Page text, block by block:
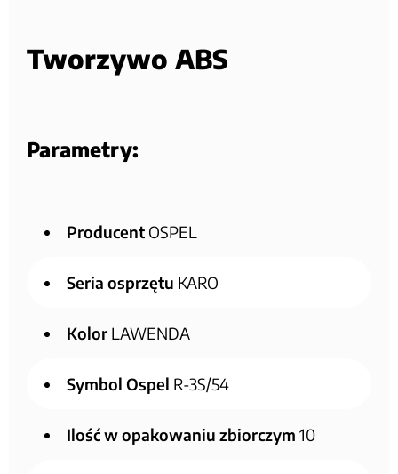
Tworzywo ABS
Parametry:
Producent OSPEL
Seria osprzętu KARO
Kolor LAWENDA
Symbol Ospel R-3S/54
Ilość w opakowaniu zbiorczym 10